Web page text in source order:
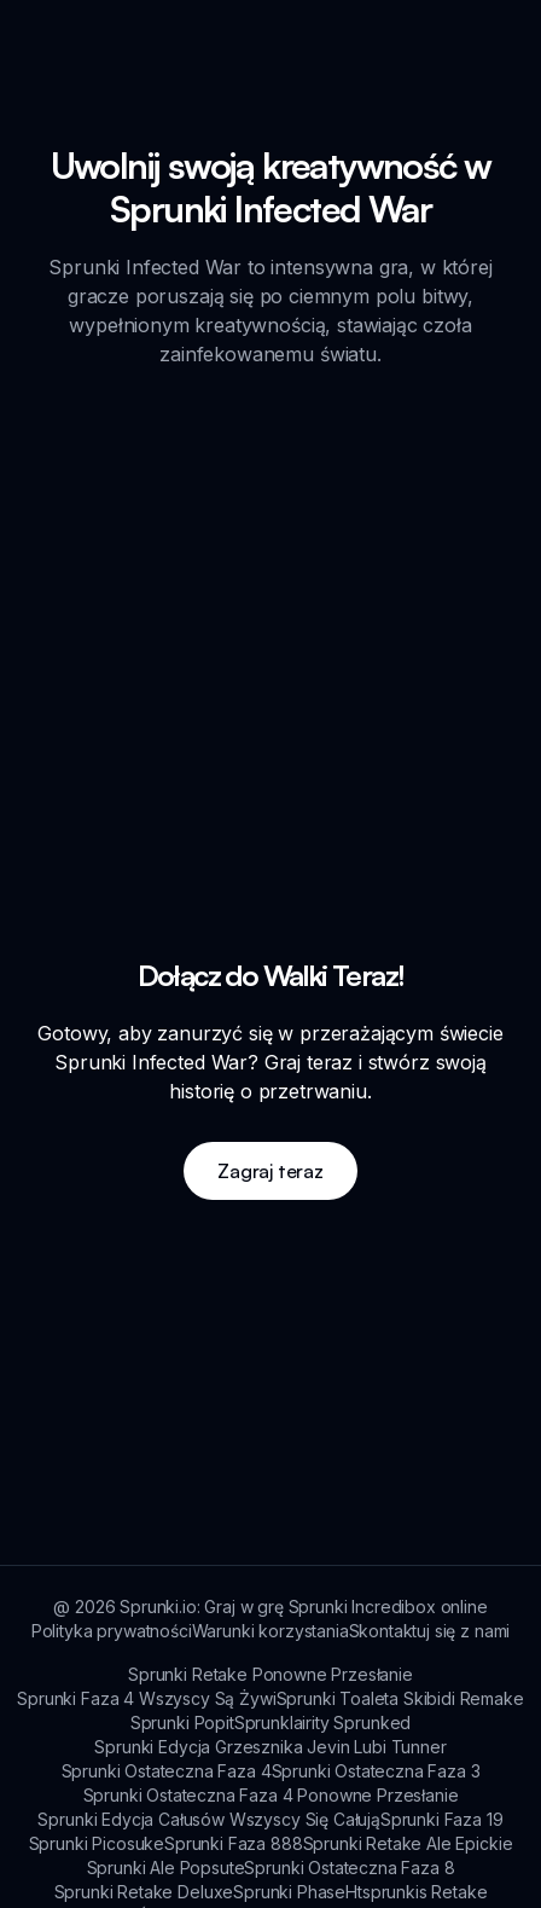
Uwolnij swoją kreatywność w
Sprunki Infected War
Sprunki Infected War to intensywna gra, w której
gracze poruszają się po ciemnym polu bitwy,
wypełnionym kreatywnością, stawiając czoła
zainfekowanemu światu.
Dołącz do Walki Teraz!
Gotowy, aby zanurzyć się w przerażającym świecie
Sprunki Infected War? Graj teraz i stwórz swoją
historię o przetrwaniu.
Zagraj teraz
@ 2026 Sprunki.io: Graj w grę Sprunki Incredibox online
Polityka prywatnościWarunki korzystaniaSkontaktuj się z nami
Sprunki Retake Ponowne Przesłanie
Sprunki Faza 4 Wszyscy Są ŻywiSprunki Toaleta Skibidi Remake
Sprunki PopitSprunklairity Sprunked
Sprunki Edycja Grzesznika Jevin Lubi Tunner
Sprunki Ostateczna Faza 4Sprunki Ostateczna Faza 3
Sprunki Ostateczna Faza 4 Ponowne Przesłanie
Sprunki Edycja Całusów Wszyscy Się CałująSprunki Faza 19
Sprunki PicosukeSprunki Faza 888Sprunki Retake Ale Epickie
Sprunki Ale PopsuteSprunki Ostateczna Faza 8
Sprunki Retake DeluxeSprunki PhaseHtsprunkis Retake